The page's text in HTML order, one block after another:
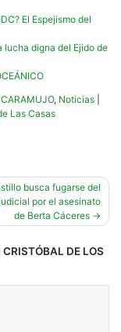
El Espejismo del
lucha digna del Ejido de
, Noticias
Las Casas
busca fugarse del
por el asesinato
de Berta Cáceres
DE LOS